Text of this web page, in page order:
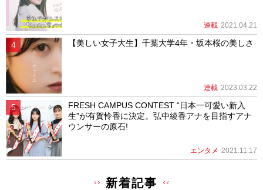
連載 2021.04.21
【美しい女子大生】千葉大学4年・坂本桜の美しさ
連載 2023.03.22
FRESH CAMPUS CONTEST “日本一可愛い新入
生”が有賀怜香に決定。弘中綾香アナを目指すアナ
ウンサーの原石!
エンタメ 2021.11.17
新着記事